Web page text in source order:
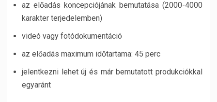
az előadás koncepciójának bemutatása (2000-4000
karakter terjedelemben)
videó vagy fotódokumentáció
az előadás maximum időtartama: 45 perc
jelentkezni lehet új és már bemutatott produkciókkal
egyaránt